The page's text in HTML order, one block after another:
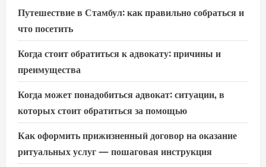
Путешествие в Стамбул: как правильно собраться и
что посетить
Когда стоит обратиться к адвокату: причины и
преимущества
Когда может понадобиться адвокат: ситуации, в
которых стоит обратиться за помощью
Как оформить прижизненный договор на оказание
ритуальных услуг — пошаговая инструкция